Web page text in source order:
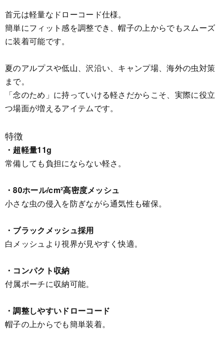
首元は軽量なドローコード仕様。
簡単にフィット感を調整でき、帽子の上からでもスムーズ
に装着可能です。
夏のアルプスや低山、沢沿い、キャンプ場、海外の虫対策
まで。
「念のため」に持っていける軽さだからこそ、実際に役立
つ場面が増えるアイテムです。
特徴
・超軽量11g
常備しても負担にならない軽さ。
・80ホール/cm²高密度メッシュ
小さな虫の侵入を防ぎながら通気性も確保。
・ブラックメッシュ採用
白メッシュより視界が見やすく快適。
・コンパクト収納
付属ポーチに収納可能。
・調整しやすいドローコード
帽子の上からでも簡単装着。